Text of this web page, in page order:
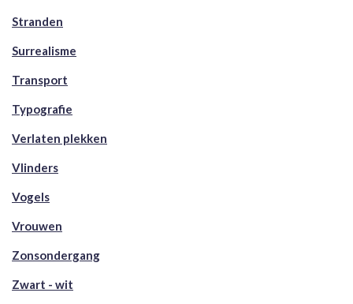
Stranden
Surrealisme
Transport
Typografie
Verlaten plekken
Vlinders
Vogels
Vrouwen
Zonsondergang
Zwart - wit